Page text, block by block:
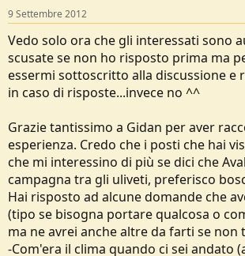
9 Settembre 2012
Vedo solo ora che gli interessati sono
scusate se non ho risposto prima ma
essermi sottoscritto alla discussione e
in caso di risposte...invece no ^^
Grazie tantissimo a Gidan per aver
esperienza. Credo che i posti che hai
che mi interessino di più se dici che
campagna tra gli uliveti, preferisco
Hai risposto ad alcune domande che
(tipo se bisogna portare qualcosa o
ma ne avrei anche altre da farti se non
-Com'era il clima quando ci sei andato